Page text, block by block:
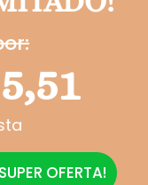
OFERTA!